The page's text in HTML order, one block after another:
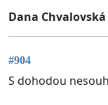
Dana Chvalovská
#904
S dohodou